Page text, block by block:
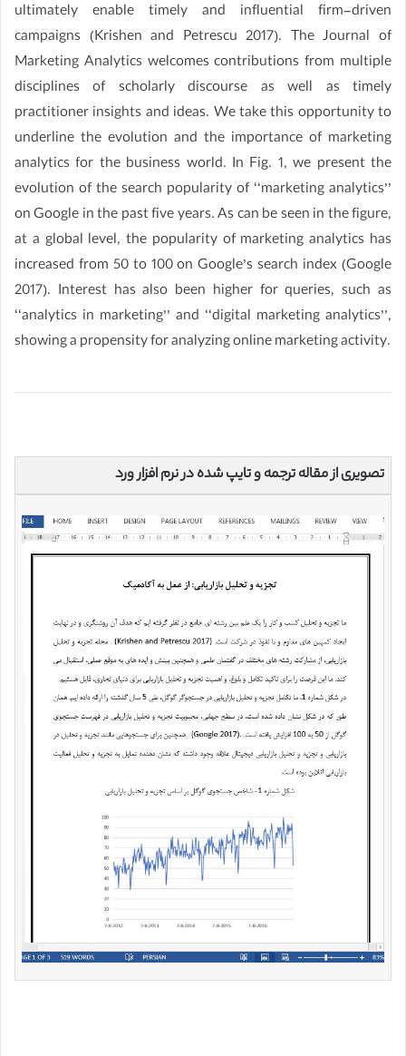
ultimately enable timely and influential firm-driven
campaigns (Krishen and Petrescu 2017). The Journal of
Marketing Analytics welcomes contributions from multiple
disciplines of scholarly discourse as well as timely
practitioner insights and ideas. We take this opportunity to
underline the evolution and the importance of marketing
analytics for the business world. In Fig. 1, we present the
evolution of the search popularity of ‘‘marketing analytics’’
on Google in the past five years. As can be seen in the figure,
at a global level, the popularity of marketing analytics has
increased from 50 to 100 on Google’s search index (Google
2017). Interest has also been higher for queries, such as
‘‘analytics in marketing’’ and ‘‘digital marketing analytics’’,
showing a propensity for analyzing online marketing activity.
تصویری از مقاله ترجمه و تایپ شده در نرم افزار ورد